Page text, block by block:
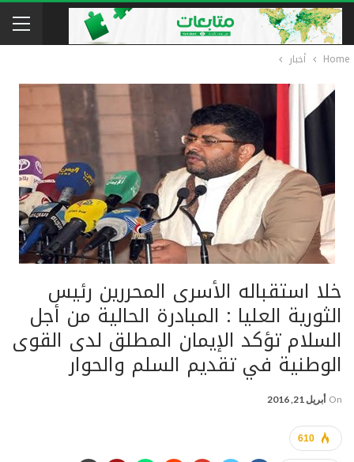
Home أخبار
خلا استقباله الأسرى المحررين رئيس
الثورية العليا : المبادرة الحالية من أجل
السلام تؤكد الإيمان المطلق لدى القوى
الوطنية في تقديم السلم والحوار
On أبريل 21, 2016
610